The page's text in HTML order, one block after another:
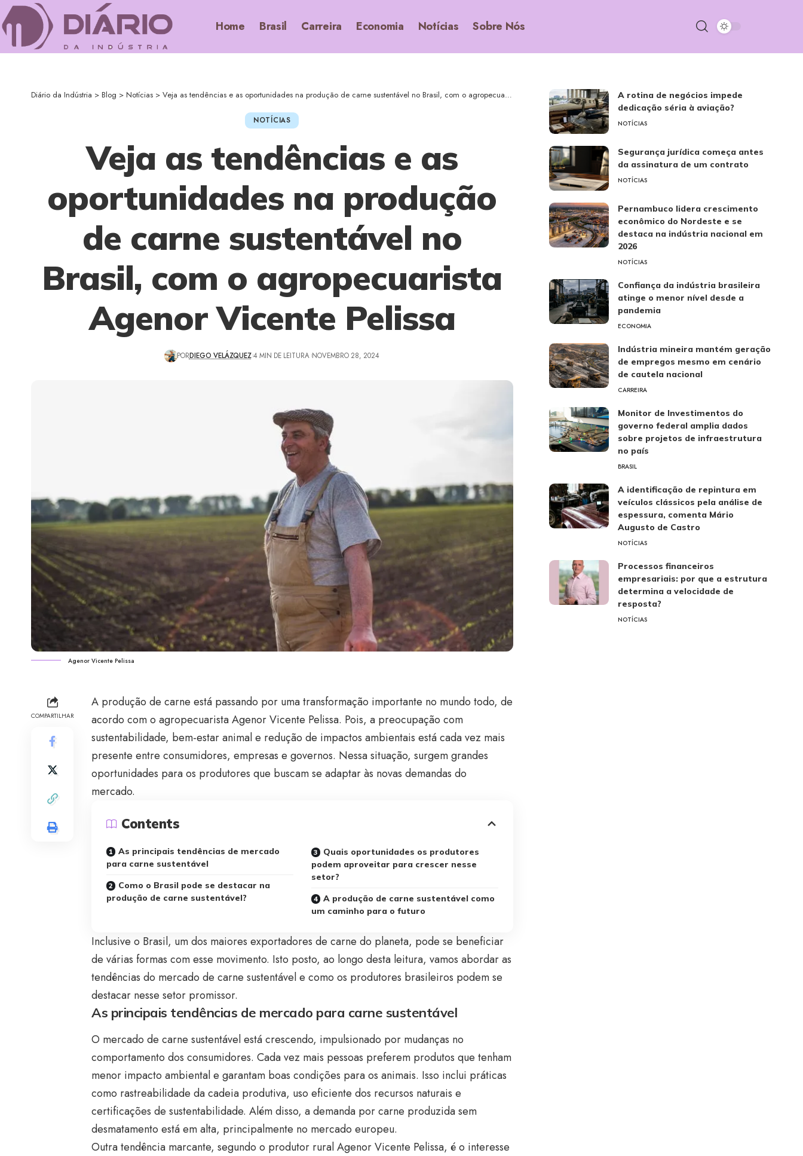
Home Brasil Carreira Economia Notícias Sobre Nós
Diário da Indústria > Blog > Notícias > Veja as tendências e as oportunidades na produção de carne sustentável no Brasil, com o agropecuarista Agenor Vicente Pelissa
NOTÍCIAS
Veja as tendências e as
oportunidades na produção
de carne sustentável no
Brasil, com o agropecuarista
Agenor Vicente Pelissa
PORDIEGO VELÁZQUEZ 4 MIN DE LEITURA NOVEMBRO 28, 2024
Agenor Vicente Pelissa
COMPARTILHAR
A produção de carne está passando por uma transformação importante no mundo todo, de
acordo com o agropecuarista Agenor Vicente Pelissa. Pois, a preocupação com
sustentabilidade, bem-estar animal e redução de impactos ambientais está cada vez mais
presente entre consumidores, empresas e governos. Nessa situação, surgem grandes
oportunidades para os produtores que buscam se adaptar às novas demandas do
mercado.
Contents
As principais tendências de mercado
para carne sustentável
Como o Brasil pode se destacar na
produção de carne sustentável?
Quais oportunidades os produtores
podem aproveitar para crescer nesse
setor?
A produção de carne sustentável como
um caminho para o futuro
Inclusive o Brasil, um dos maiores exportadores de carne do planeta, pode se beneficiar
de várias formas com esse movimento. Isto posto, ao longo desta leitura, vamos abordar as
tendências do mercado de carne sustentável e como os produtores brasileiros podem se
destacar nesse setor promissor.
As principais tendências de mercado para carne sustentável
O mercado de carne sustentável está crescendo, impulsionado por mudanças no
comportamento dos consumidores. Cada vez mais pessoas preferem produtos que tenham
menor impacto ambiental e garantam boas condições para os animais. Isso inclui práticas
como rastreabilidade da cadeia produtiva, uso eficiente dos recursos naturais e
certificações de sustentabilidade. Além disso, a demanda por carne produzida sem
desmatamento está em alta, principalmente no mercado europeu.
Outra tendência marcante, segundo o produtor rural Agenor Vicente Pelissa, é o interesse
A rotina de negócios impede
dedicação séria à aviação?
NOTÍCIAS
Segurança jurídica começa antes
da assinatura de um contrato
NOTÍCIAS
Pernambuco lidera crescimento
econômico do Nordeste e se
destaca na indústria nacional em
2026
NOTÍCIAS
Confiança da indústria brasileira
atinge o menor nível desde a
pandemia
ECONOMIA
Indústria mineira mantém geração
de empregos mesmo em cenário
de cautela nacional
CARREIRA
Monitor de Investimentos do
governo federal amplia dados
sobre projetos de infraestrutura
no país
BRASIL
A identificação de repintura em
veículos clássicos pela análise de
espessura, comenta Mário
Augusto de Castro
NOTÍCIAS
Processos financeiros
empresariais: por que a estrutura
determina a velocidade de
resposta?
NOTÍCIAS